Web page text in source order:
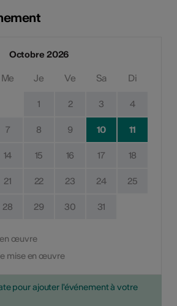
Octobre 2026
Me Je Ve Sa Di
1 2 3 4
7 8 9 10 11
14 15 16 17 18
21 22 23 24 25
28 29 30 31
œuvre
mise en œuvre
pour ajouter l'événement à votre